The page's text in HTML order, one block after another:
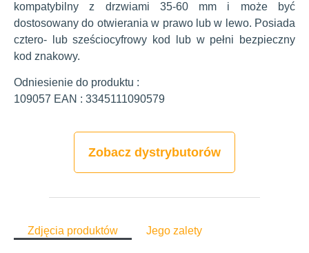
kompatybilny z drzwiami 35-60 mm i może być
dostosowany do otwierania w prawo lub w lewo. Posiada
cztero- lub sześciocyfrowy kod lub w pełni bezpieczny
kod znakowy.
Odniesienie do produktu :
109057 EAN : 3345111090579
Zobacz dystrybutorów
Zdjęcia produktów Jego zalety